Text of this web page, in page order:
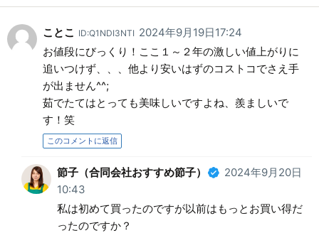
ことこ ID:Q1NDI3NTI 2024年9月19日17:24
お値段にびっくり！ここ１～２年の激しい値上がりに
追いつけず、、、他より安いはずのコストコでさえ手
が出ません^^;
茹でたてはとっても美味しいですよね、羨ましいで
す！笑
このコメントに返信
節子（合同会社おすすめ節子）
2024年9月20日
10:43
私は初めて買ったのですが以前はもっとお買い得だ
ったのですか？